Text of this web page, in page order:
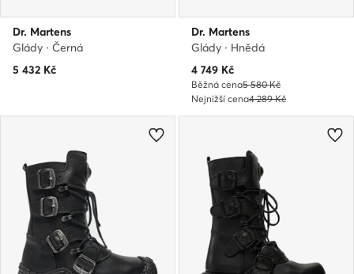
Dr. Martens
Glády · Černá
5 432 Kč
Dr. Martens
Glády · Hnědá
Aktuální cena
4 749 Kč
Běžná cena5 580 Kč
Nejnižší cena4 289 Kč